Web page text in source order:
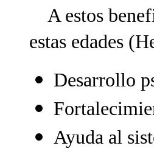
A estos
estas edades
Desarrollo
Ayuda al